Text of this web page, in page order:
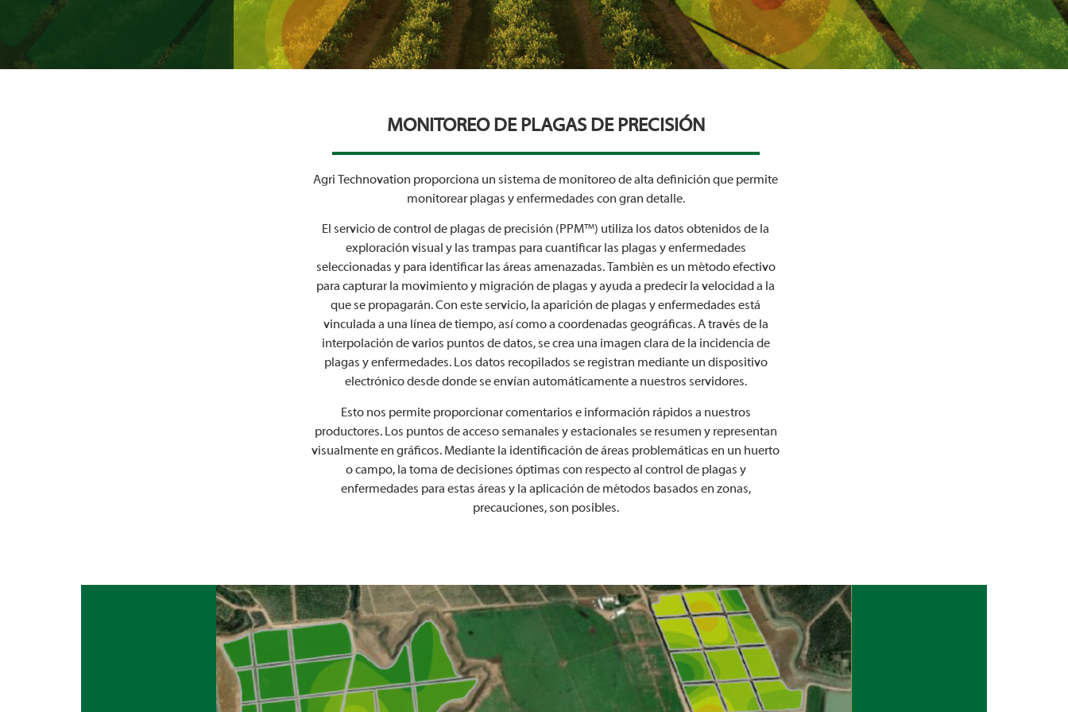
MONITOREO DE PLAGAS DE PRECISIÓN
Agri Technovation proporciona un sistema de monitoreo de alta definición que permite
monitorear plagas y enfermedades con gran detalle.
El servicio de control de plagas de precisión (PPM™) utiliza los datos obtenidos de la
exploración visual y las trampas para cuantificar las plagas y enfermedades
seleccionadas y para identificar las áreas amenazadas. También es un método efectivo
para capturar la movimiento y migración de plagas y ayuda a predecir la velocidad a la
que se propagarán. Con este servicio, la aparición de plagas y enfermedades está
vinculada a una línea de tiempo, así como a coordenadas geográficas. A través de la
interpolación de varios puntos de datos, se crea una imagen clara de la incidencia de
plagas y enfermedades. Los datos recopilados se registran mediante un dispositivo
electrónico desde donde se envían automáticamente a nuestros servidores.
Esto nos permite proporcionar comentarios e información rápidos a nuestros
productores. Los puntos de acceso semanales y estacionales se resumen y representan
visualmente en gráficos. Mediante la identificación de áreas problemáticas en un huerto
o campo, la toma de decisiones óptimas con respecto al control de plagas y
enfermedades para estas áreas y la aplicación de métodos basados en zonas,
precauciones, son posibles.